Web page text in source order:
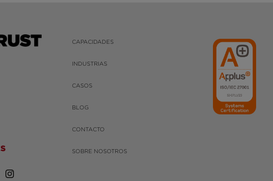
CAPACIDADES
INDUSTRIAS
CASOS
BLOG
CONTACTO
SOBRE NOSOTROS